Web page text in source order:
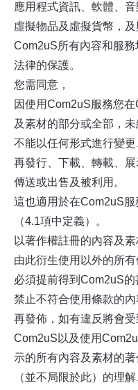
應用程式資訊、軟體、
虛擬物品及虛擬貨幣，及
Com2uS所有內容和服
法律的保護。
您需同意，
因使用Com2uS服務您
及素材的部分或全部，
不能以任何形式進行變更
再發行、下載、轉載、展
傳送或出售及被利用。
這也適用於在Com2uS
（4.1項中定義）。
以著作權註冊的內容及素
由此衍生使用以外的所有
必須提前得到Com2uS的
禁止不符合使用條款的
再發佈，如有違反將會受
Com2uS以及使用
示的所有內容及素材的
（並不局限於此）的理